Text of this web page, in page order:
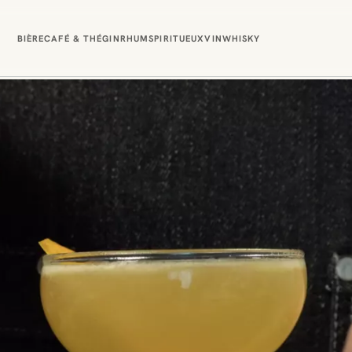
BIÈRECAFÉ & THÉGINRHUMSPIRITUEUXVINWHISKY